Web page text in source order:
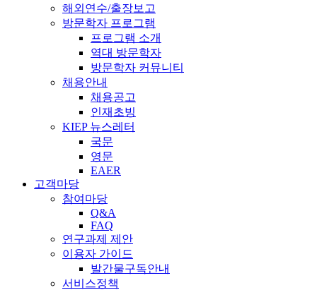
해외연수/출장보고
방문학자 프로그램
프로그램 소개
역대 방문학자
방문학자 커뮤니티
채용안내
채용공고
인재초빙
KIEP 뉴스레터
국문
영문
EAER
고객마당
참여마당
Q&A
FAQ
연구과제 제안
이용자 가이드
발간물구독안내
서비스정책